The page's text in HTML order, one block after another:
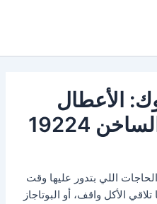
الأعطال
19224
اللي بتدور عليها وقت
الأكل واقف، أو البوتاجاز